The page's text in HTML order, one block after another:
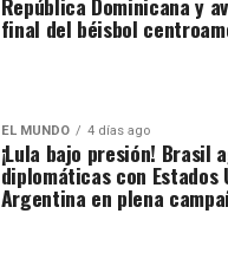
final del béisbol
EL MUNDO 4 días ago
¡Lula bajo presión! Brasil
diplomáticas con Estados
Argentina en plena